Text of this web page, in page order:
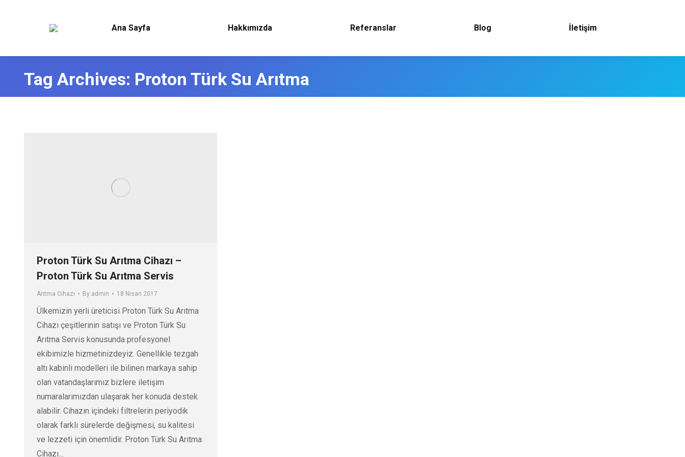
Ana Sayfa Hakkımızda Referanslar Blog İletişim
Tag Archives: Proton Türk Su Arıtma
Proton Türk Su Arıtma Cihazı –
Proton Türk Su Arıtma Servis
Arıtma Cihazı By admin 18 Nisan 2017
Ülkemizin yerli üreticisi Proton Türk Su Arıtma
Cihazı çeşitlerinin satışı ve Proton Türk Su
Arıtma Servis konusunda profesyonel
ekibimizle hizmetinizdeyiz. Genellikle tezgah
altı kabinli modelleri ile bilinen markaya sahip
olan vatandaşlarımız bizlere iletişim
numaralarımızdan ulaşarak her konuda destek
alabilir. Cihazın içindeki filtrelerin periyodik
olarak farklı sürelerde değişmesi, su kalitesi
ve lezzeti için önemlidir. Proton Türk Su Arıtma
Cihazı…